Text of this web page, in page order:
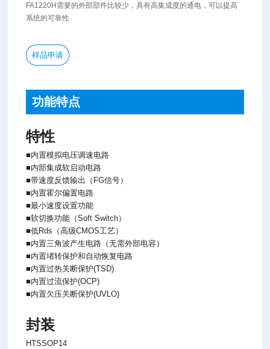
FA1220H需要的外部部件比较少，具有高集成度的通电，可以提高
系统的可靠性
样品申请
功能特点
特性
■内置模拟电压调速电路
■内部集成软启动电路
■带速度反馈输出（FG信号）
■内置霍尔偏置电路
■最小速度设置功能
■软切换功能（Soft Switch）
■低Rds（高级CMOS工艺）
■内置三角波产生电路（无需外部电容）
■内置堵转保护和自动恢复电路
■内置过热关断保护(TSD)
■内置过流保护(OCP)
■内置欠压关断保护(UVLO)
封装
HTSSOP14